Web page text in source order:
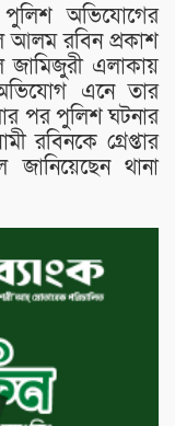
অভিযােগের
আলম রবিন প্রকাশ
এলাকায়
এনে তার
পর পুলিশ ঘটনার
রবিনকে গ্রেপ্তার
থানা